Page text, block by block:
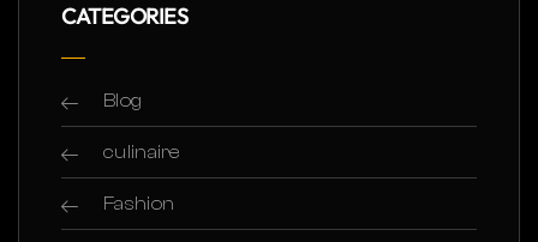
CATEGORIES
Blog
culinaire
Fashion